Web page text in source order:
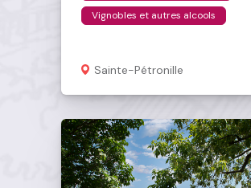
Vignobles et autres alcools
Sainte-Pétronille